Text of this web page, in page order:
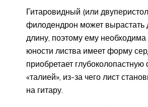
Гитаровидный (или
филодендрон может вырастать
длину, поэтому ему
юности листва имеет форму
приобретает
«талией», из-за чего лист
на гитару.